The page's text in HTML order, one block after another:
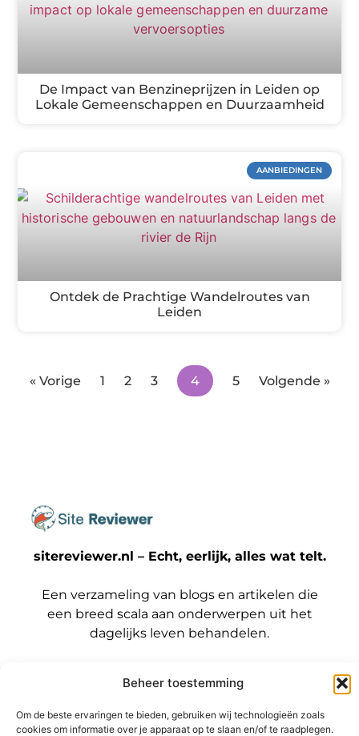
Beheer toestemming
Om de beste ervaringen te bieden, gebruiken wij technologieën zoals
cookies om informatie over je apparaat op te slaan en/of te raadplegen.
De Impact van Benzineprijzen in Leiden op
Lokale Gemeenschappen en Duurzaamheid
AANBIEDINGEN
Ontdek de Prachtige Wandelroutes van
Leiden
« Vorige 1 2 3 4 5 Volgende »
sitereviewer.nl – Echt, eerlijk, alles wat telt.
Een verzameling van blogs en artikelen die
een breed scala aan onderwerpen uit het
dagelijks leven behandelen.
Bericht categorie